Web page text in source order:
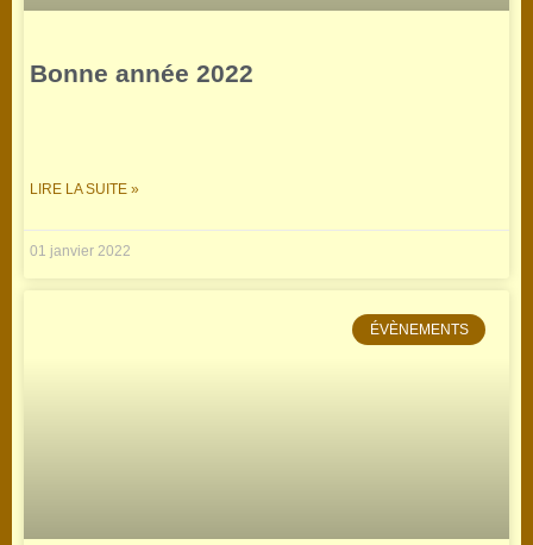
Bonne année 2022
LIRE LA SUITE »
01 janvier 2022
ÉVÈNEMENTS